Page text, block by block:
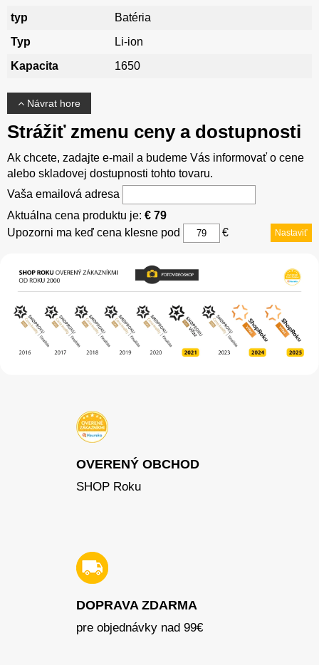
typ
Batéria
Typ
Li-ion
Kapacita
1650
Návrat hore
Strážiť zmenu ceny a dostupnosti
Ak chcete, zadajte e-mail a budeme Vás informovať o cene
alebo skladovej dostupnosti tohto tovaru.
Vaša emailová adresa
Aktuálna cena produktu je: € 79
Upozorni ma keď cena klesne pod
€ Nastaviť
OVERENÝ OBCHOD
SHOP Roku
DOPRAVA ZDARMA
pre objednávky nad 99€